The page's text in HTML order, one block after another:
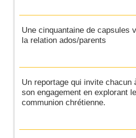
Une cinquantaine de capsules
la relation ados/parents
Un reportage qui invite
son engagement en explorant
communion chrétienne.